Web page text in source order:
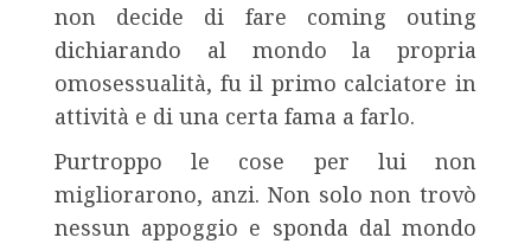
non decide di fare coming outing
dichiarando al mondo la propria
omosessualità, fu il primo calciatore in
attività e di una certa fama a farlo.
Purtroppo le cose per lui non
migliorarono, anzi. Non solo non trovò
nessun appoggio e sponda dal mondo